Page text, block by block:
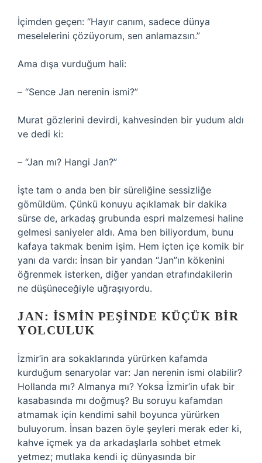
İçimden geçen: “Hayır canım, sadece dünya
meselelerini çözüyorum, sen anlamazsın.”
Ama dışa vurduğum hali:
– “Sence Jan nerenin ismi?”
Murat gözlerini devirdi, kahvesinden bir yudum aldı
ve dedi ki:
– “Jan mı? Hangi Jan?”
İşte tam o anda ben bir süreliğine sessizliğe
gömüldüm. Çünkü konuyu açıklamak bir dakika
sürse de, arkadaş grubunda espri malzemesi haline
gelmesi saniyeler aldı. Ama ben biliyordum, bunu
kafaya takmak benim işim. Hem içten içe komik bir
yanı da vardı: İnsan bir yandan “Jan”ın kökenini
öğrenmek isterken, diğer yandan etrafındakilerin
ne düşüneceğiyle uğraşıyordu.
JAN: İSMIN PEŞINDE KÜÇÜK BIR
YOLCULUK
İzmir’in ara sokaklarında yürürken kafamda
kurduğum senaryolar var: Jan nerenin ismi olabilir?
Hollanda mı? Almanya mı? Yoksa İzmir’in ufak bir
kasabasında mı doğmuş? Bu soruyu kafamdan
atmamak için kendimi sahil boyunca yürürken
buluyorum. İnsan bazen öyle şeyleri merak eder ki,
kahve içmek ya da arkadaşlarla sohbet etmek
yetmez; mutlaka kendi iç dünyasında bir